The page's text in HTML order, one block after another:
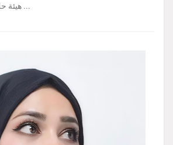
هيئة حل ...